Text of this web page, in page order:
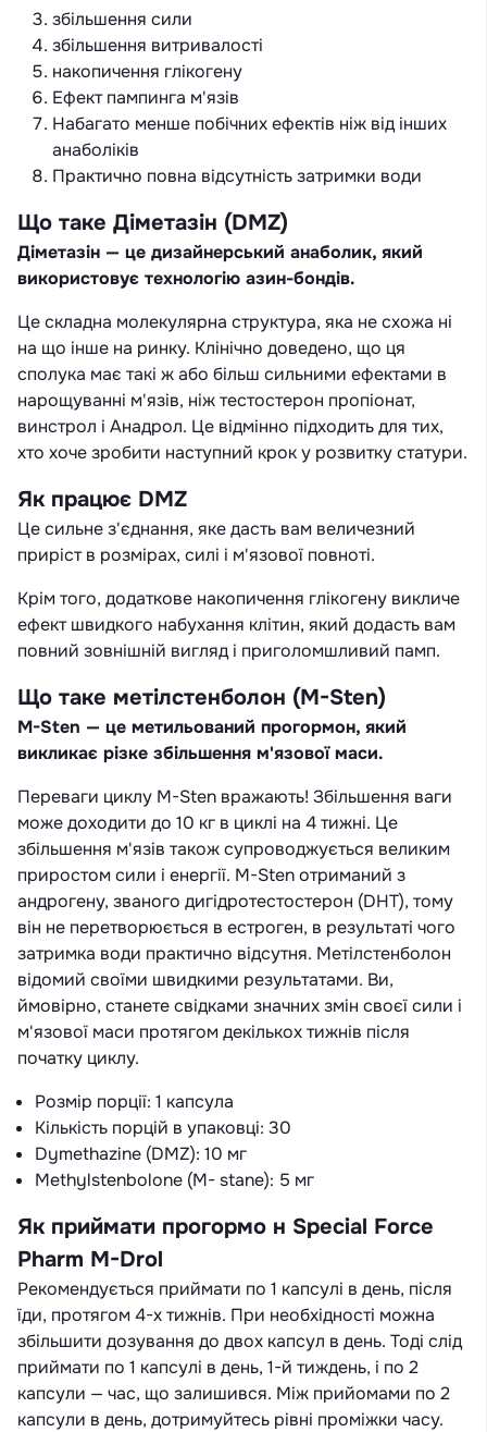
збільшення сили
збільшення витривалості
накопичення глікогену
Ефект пампинга м'язів
Набагато менше побічних ефектів ніж від інших
анаболіків
Практично повна відсутність затримки води
Що таке Діметазін (DMZ)
Діметазін — це дизайнерський анаболик, який
використовує технологію азин-бондів.
Це складна молекулярна структура, яка не схожа ні
на що інше на ринку. Клінічно доведено, що ця
сполука має такі ж або більш сильними ефектами в
нарощуванні м'язів, ніж тестостерон пропіонат,
винстрол і Анадрол. Це відмінно підходить для тих,
хто хоче зробити наступний крок у розвитку статури.
Як працює DMZ
Це сильне з'єднання, яке дасть вам величезний
приріст в розмірах, силі і м'язової повноті.
Крім того, додаткове накопичення глікогену викличе
ефект швидкого набухання клітин, який додасть вам
повний зовнішній вигляд і приголомшливий памп.
Що таке метілстенболон (M-Sten)
M-Sten — це метильований прогормон, який
викликає різке збільшення м'язової маси.
Переваги циклу M-Sten вражають! Збільшення ваги
може доходити до 10 кг в циклі на 4 тижні. Це
збільшення м'язів також супроводжується великим
приростом сили і енергії. M-Sten отриманий з
андрогену, званого дигідротестостерон (DHT), тому
він не перетворюється в естроген, в результаті чого
затримка води практично відсутня. Метілстенболон
відомий своїми швидкими результатами. Ви,
ймовірно, станете свідками значних змін своєї сили і
м'язової маси протягом декількох тижнів після
початку циклу.
Розмір порції: 1 капсула
Кількість порцій в упаковці: 30
Dymethazine (DMZ): 10 мг
Methylstenbolone (M- stane): 5 мг
Як приймати прогормо н Special Force
Pharm M-Drol
Рекомендується приймати по 1 капсулі в день, після
їди, протягом 4-х тижнів. При необхідності можна
збільшити дозування до двох капсул в день. Тоді слід
приймати по 1 капсулі в день, 1-й тиждень, і по 2
капсули — час, що залишився. Між прийомами по 2
капсули в день, дотримуйтесь рівні проміжки часу.